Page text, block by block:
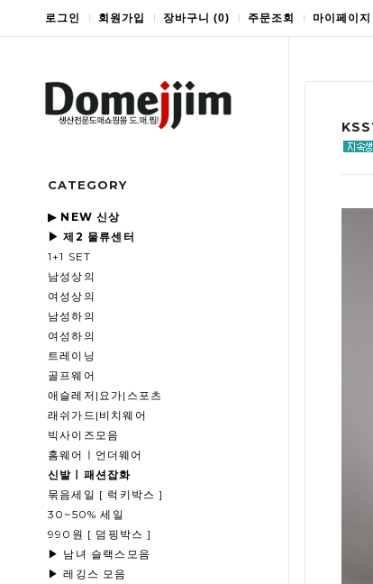
로그인 회원가입 장바구니 (0) 주문조회 마이페이지
CATEGORY
▶ NEW 신상
▶ 제2 물류센터
1+1 SET
남성상의
여성상의
남성하의
여성하의
트레이닝
골프웨어
애슬레저|요가|스포츠
래쉬가드|비치웨어
빅사이즈모음
홈웨어ㅣ언더웨어
신발ㅣ패션잡화
묶음세일 [ 럭키박스 ]
30~50% 세일
990원 [ 덤핑박스 ]
▶ 남녀 슬랙스모음
▶ 레깅스 모음